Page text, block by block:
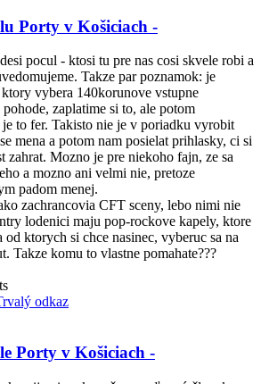
Porty v Košiciach -
pocul - ktosi tu pre nas cosi skvele robi a
Takze par poznamok: je
vybera 140korunove vstupne
zaplatime si to, ale potom
to fer. Takisto nie je v poriadku vyrobit
mena a potom nam posielat prihlasky, ci si
zahrat. Mozno je pre niekoho fajn, ze sa
a mozno ani velmi nie, pretoze
padom menej.
zachrancovia CFT sceny, lebo nimi nie
lodenici maju pop-rockove kapely, ktore
od ktorych si chce nasinec, vyberuc sa na
Takze komu to vlastne pomahate???
odkaz
Porty v Košiciach -